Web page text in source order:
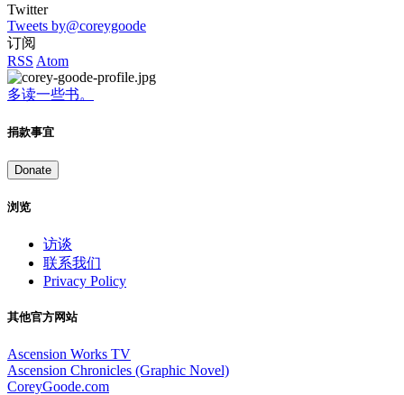
Twitter
Tweets by@coreygoode
订阅
RSS Atom
多读一些书。
捐款事宜
Donate
浏览
访谈
联系我们
Privacy Policy
其他官方网站
Ascension Works TV
Ascension Chronicles (Graphic Novel)
CoreyGoode.com